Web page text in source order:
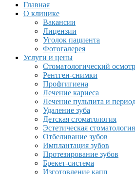
Главная
О клинике
Вакансии
Лицензии
Уголок пациента
Фотогалерея
Услуги и цены
Стоматологический осмотр
Рентген-снимки
Профгигиена
Лечение кариеса
Лечение пульпита и
Удаление зуба
Детская стоматология
Эстетическая стоматология
Отбеливание зубов
Имплантация зубов
Протезирование зубов
Брекет-система
Изготовление капп